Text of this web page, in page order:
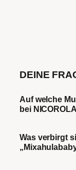
DEINE
Auf welche
bei
Was verbirgt